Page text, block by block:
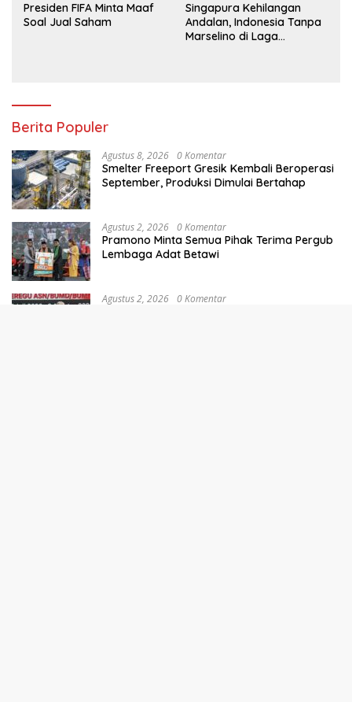
Presiden FIFA Minta Maaf
Soal Jual Saham
Singapura Kehilangan
Andalan, Indonesia Tanpa
Marselino di Laga
Berita Populer
Agustus 8, 2026 0 Komentar
Smelter Freeport Gresik Kembali Beroperasi
September, Produksi Dimulai Bertahap
Agustus 2, 2026 0 Komentar
Pramono Minta Semua Pihak Terima Pergub
Lembaga Adat Betawi
Agustus 2, 2026 0 Komentar